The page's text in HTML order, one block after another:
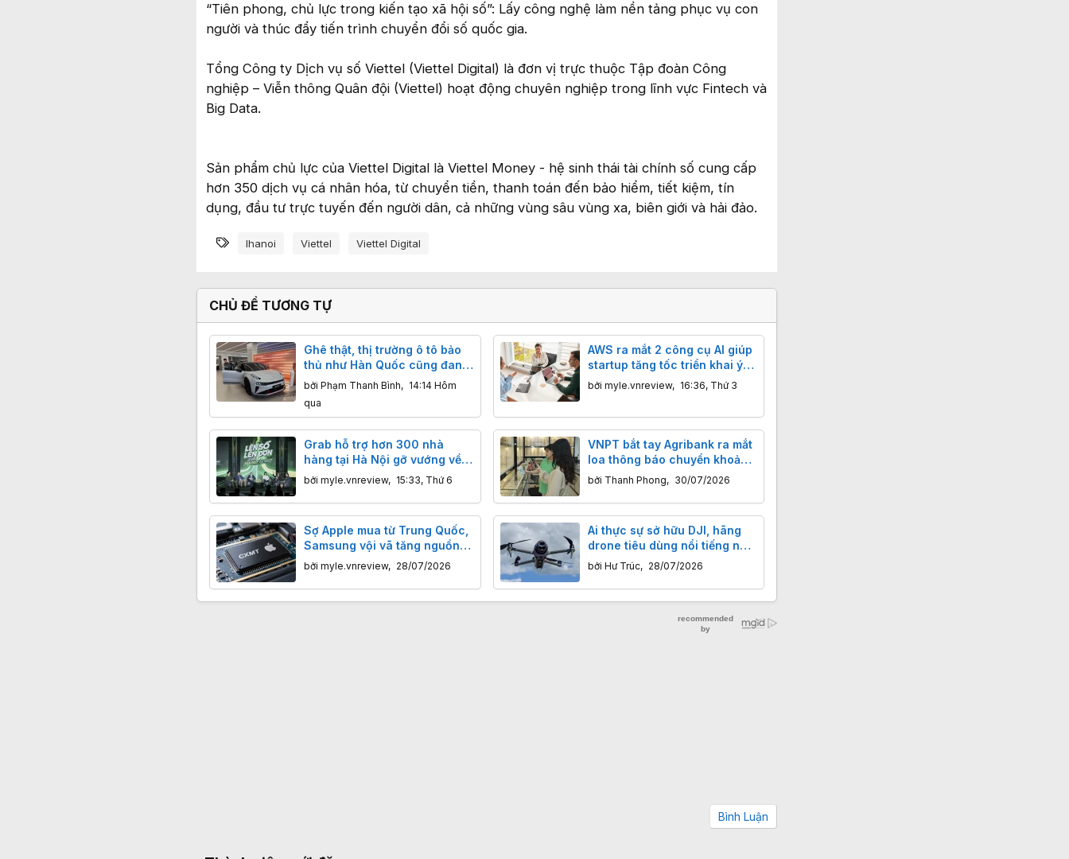
“Tiên phong, chủ lực trong kiến tạo xã hội số”: Lấy công nghệ làm nền tảng phục vụ con
người và thúc đẩy tiến trình chuyển đổi số quốc gia.
Tổng Công ty Dịch vụ số Viettel (Viettel Digital) là đơn vị trực thuộc Tập đoàn Công
nghiệp – Viễn thông Quân đội (Viettel) hoạt động chuyên nghiệp trong lĩnh vực Fintech và
Big Data.
Sản phẩm chủ lực của Viettel Digital là Viettel Money - hệ sinh thái tài chính số cung cấp
hơn 350 dịch vụ cá nhân hóa, từ chuyển tiền, thanh toán đến bảo hiểm, tiết kiệm, tín
dụng, đầu tư trực tuyến đến người dân, cả những vùng sâu vùng xa, biên giới và hải đảo.
Từ khóa
Ihanoi Viettel Viettel Digital
CHỦ ĐỀ TƯƠNG TỰ
Ghê thật, thị trường ô tô bảo
thủ như Hàn Quốc cũng đang
bị xe Trung Quốc đe dọa
bởi Phạm Thanh Bình, 14:14 Hôm
qua
AWS ra mắt 2 công cụ AI giúp
startup tăng tốc triển khai ý
tưởng
bởi myle.vnreview, 16:36, Thứ 3
Grab hỗ trợ hơn 300 nhà
hàng tại Hà Nội gỡ vướng về
thuế và tăng doanh thu
bởi myle.vnreview, 15:33, Thứ 6
VNPT bắt tay Agribank ra mắt
loa thông báo chuyển khoản
TingPay cho hộ kinh doanh
bởi Thanh Phong, 30/07/2026
Sợ Apple mua từ Trung Quốc,
Samsung vội vã tăng nguồn
cung bộ nhớ
bởi myle.vnreview, 28/07/2026
Ai thực sự sở hữu DJI, hãng
drone tiêu dùng nổi tiếng nhất
thế giới?
bởi Hư Trúc, 28/07/2026
Bình Luận